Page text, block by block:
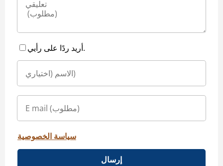
أريد ردًا على رأيي.
سياسة الخصوصية
إرسال